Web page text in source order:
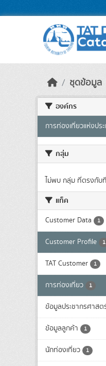
ชุดข้อมูล
องค์กร
การท่องเที่ยวแห่งประ
กลุ่ม
ไม่พบ กลุ่ม ที่ตรงกับ
แท็ค
Customer Data 1
Customer Profile 1
TAT Customer 1
การท่องเที่ยว 1
ข้อมูลประชากรศาส
ข้อมูลลูกค้า 1
นักท่องเที่ยว 1